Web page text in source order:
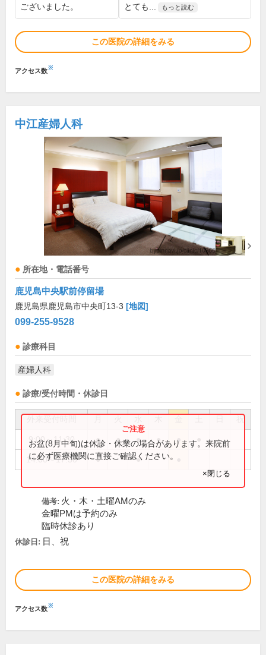
ございました。
とても...
もっと読む
この医院の詳細をみる
アクセス数※
中江産婦人科
所在地・電話番号
鹿児島中央駅前停留場
鹿児島県鹿児島市中央町13-3 [地図]
099-255-9528
診療科目
産婦人科
診療/受付時間・休診日
祝
9:00～11:30 ● ● ● ● ●
14:00～17:30 ● ●
お盆(8月中旬)は休診・休業の場合があります。来院前
に必ず医療機関に直接ご確認ください。
×閉じる
備考: 火・木・土曜AMのみ
金曜PMは予約のみ
臨時休診あり
休診日: 日、祝
この医院の詳細をみる
アクセス数※